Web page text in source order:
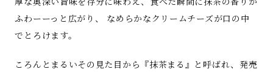
ふわーーっと広がり、 なめらかなクリームチーズが口の中
でとろけます。
ころんとまるいその見た目から『抹茶まる』と呼ばれ、発売